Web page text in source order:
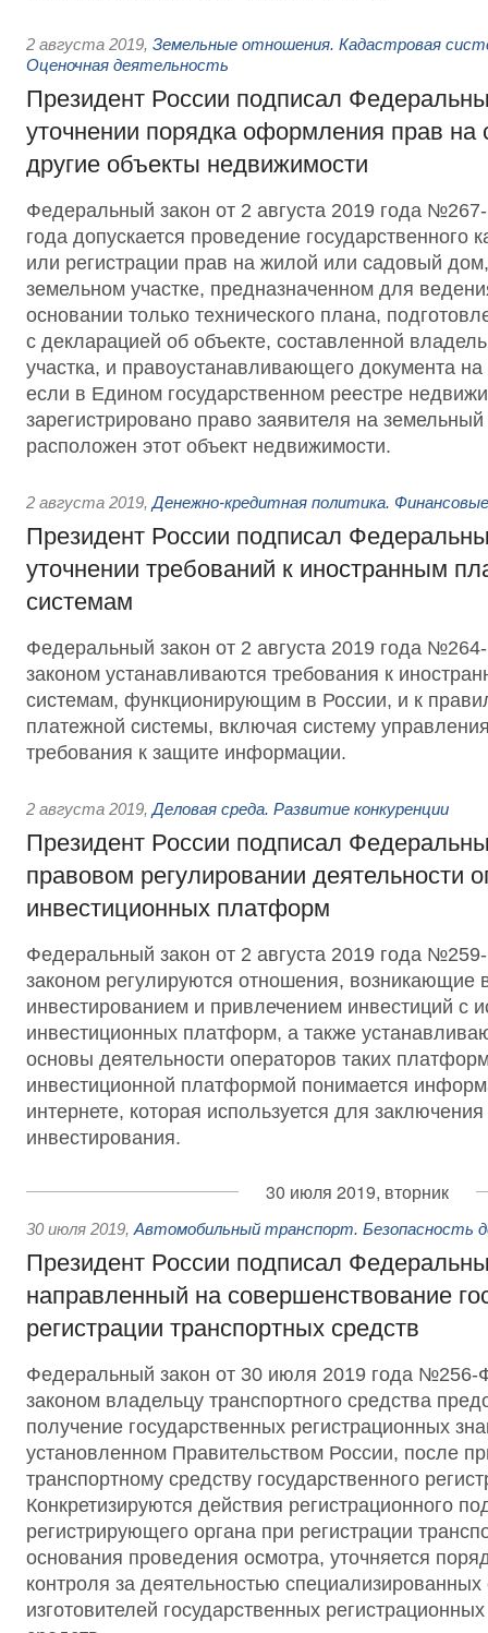
2 августа 2019, Земельные отношения. Кадастровая
Оценочная деятельность
Президент России подписал
уточнении порядка оформления прав
другие объекты недвижимости
Федеральный закон от 2 августа 2019 года
года допускается проведение государственного
или регистрации прав на жилой или садовый
земельном участке, предназначенном для
основании только технического плана,
с декларацией об объекте, составленной
участка, и правоустанавливающего документа
если в Едином государственном реестре
зарегистрировано право заявителя на земельный
расположен этот объект недвижимости.
2 августа 2019, Денежно-кредитная политика.
Президент России подписал
уточнении требований к иностранным
системам
Федеральный закон от 2 августа 2019 года
законом устанавливаются требования к
системам, функционирующим в России, и к
платежной системы, включая систему
требования к защите информации.
2 августа 2019, Деловая среда. Развитие конкуренции
Президент России подписал
правовом регулировании деятельности
инвестиционных платформ
Федеральный закон от 2 августа 2019 года
законом регулируются отношения, возникающие
инвестированием и привлечением инвестиций с
инвестиционных платформ, а также
основы деятельности операторов таких
инвестиционной платформой понимается
интернете, которая используется для
инвестирования.
30 июля 2019, вторник
30 июля 2019, Автомобильный транспорт. Безопасность
Президент России подписал
направленный на совершенствование
регистрации транспортных средств
Федеральный закон от 30 июля 2019 года
законом владельцу транспортного средства
получение государственных регистрационных
установленном Правительством России, после
транспортному средству государственного
Конкретизируются действия регистрационного
регистрирующего органа при регистрации
основания проведения осмотра, уточняется
контроля за деятельностью специализированных
изготовителей государственных